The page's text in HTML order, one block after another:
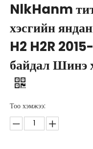
NlkHanm
хэсгийн
H2 H2R
байдал Шинэ
Тоо хэмжээ: